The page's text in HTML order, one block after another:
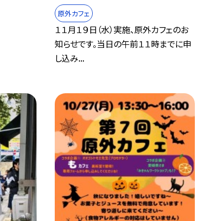
原外カフェ
１１月１９日（水）実施、原外カフェのお
知らせです。当日の午前１１時までに申
し込み...